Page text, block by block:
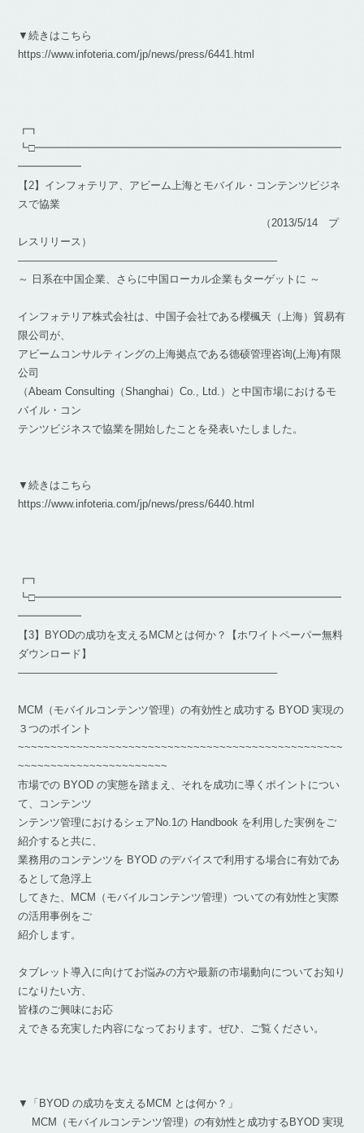
▼続きはこちら
https://www.infoteria.com/jp/news/press/6441.html
┏┓
┗□━━━━━━━━━━━━━━━━━━━━━━━━━━━━━
━━━━━━
【2】インフォテリア、アビーム上海とモバイル・コンテンツビジネ
スで協業
（2013/5/14 プ
レスリリース）
————————————————————————–
～ 日系在中国企業、さらに中国ローカル企業もターゲットに ～
インフォテリア株式会社は、中国子会社である櫻楓天（上海）貿易有
限公司が、
アビームコンサルティングの上海拠点である德硕管理咨询(上海)有限
公司
（Abeam Consulting（Shanghai）Co., Ltd.）と中国市場におけるモ
バイル・コン
テンツビジネスで協業を開始したことを発表いたしました。
▼続きはこちら
https://www.infoteria.com/jp/news/press/6440.html
┏┓
┗□━━━━━━━━━━━━━━━━━━━━━━━━━━━━━
━━━━━━
【3】BYODの成功を支えるMCMとは何か？【ホワイトペーパー無料
ダウンロード】
————————————————————————–
MCM（モバイルコンテンツ管理）の有効性と成功する BYOD 実現の
３つのポイント
~~~~~~~~~~~~~~~~~~~~~~~~~~~~~~~~~~~~~~~~~~~~~~~~~~
~~~~~~~~~~~~~~~~~~~~~~~
市場での BYOD の実態を踏まえ、それを成功に導くポイントについ
て、コンテンツ
ンテンツ管理におけるシェアNo.1の Handbook を利用した実例をご
紹介すると共に、
業務用のコンテンツを BYOD のデバイスで利用する場合に有効であ
るとして急浮上
してきた、MCM（モバイルコンテンツ管理）ついての有効性と実際
の活用事例をご
紹介します。
タブレット導入に向けてお悩みの方や最新の市場動向についてお知り
になりたい方、
皆様のご興味にお応
えできる充実した内容になっております。ぜひ、ご覧ください。
▼「BYOD の成功を支えるMCM とは何か？」
MCM（モバイルコンテンツ管理）の有効性と成功するBYOD 実現